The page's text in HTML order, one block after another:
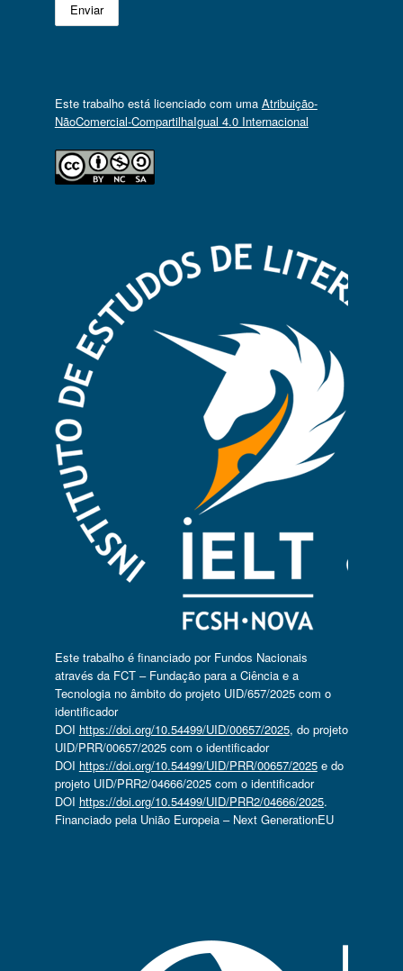
Este trabalho está licenciado com uma Atribuição-
NãoComercial-CompartilhaIgual 4.0 Internacional
Este trabalho é financiado por Fundos Nacionais
através da FCT – Fundação para a Ciência e a
Tecnologia no âmbito do projeto UID/657/2025 com o
identificador
DOI https://doi.org/10.54499/UID/00657/2025, do projeto
UID/PRR/00657/2025 com o identificador
DOI https://doi.org/10.54499/UID/PRR/00657/2025e do
projeto UID/PRR2/04666/2025 com o identificador
DOI https://doi.org/10.54499/UID/PRR2/04666/2025.
Financiado pela União Europeia – Next GenerationEU